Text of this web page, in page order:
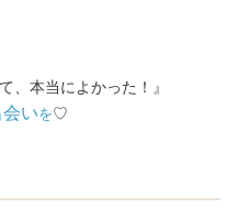
、本当によかった！』
会いを♡